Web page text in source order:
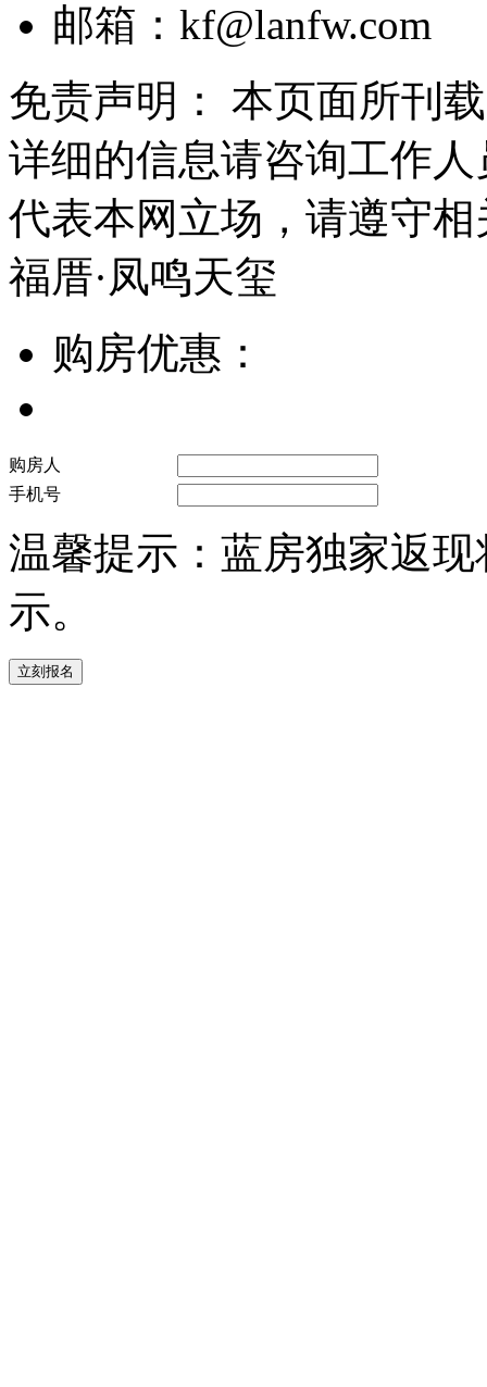
邮箱： kf@lanfw.com
免责声明： 本页面所刊
详细的信息请咨询工作
代表本网立场，请遵守
福厝·凤鸣天玺
购房优惠：
购房人
手机号
温馨提示：蓝房独家返
示。